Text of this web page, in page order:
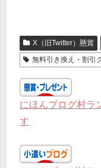
X（旧Twitter）懸賞
無料引き換え・割引
にほんブログ村ラ
す